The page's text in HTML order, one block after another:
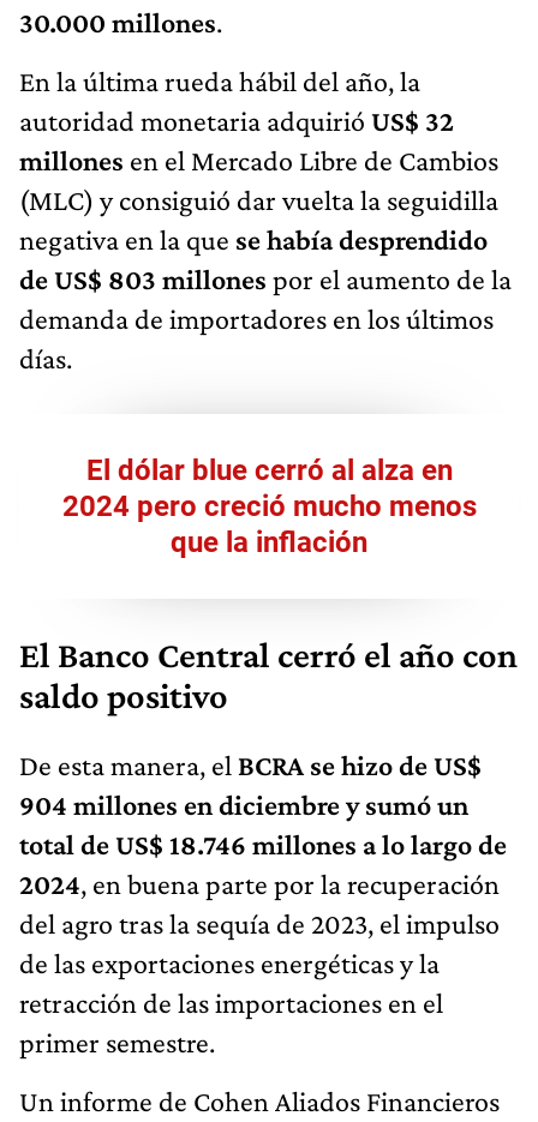
30.000 millones.
En la última rueda hábil del año, la
autoridad monetaria adquirió US$ 32
millones en el Mercado Libre de Cambios
(MLC) y consiguió dar vuelta la seguidilla
negativa en la que se había desprendido
de US$ 803 millones por el aumento de la
demanda de importadores en los últimos
días.
El dólar blue cerró al alza en
2024 pero creció mucho menos
que la inflación
El Banco Central cerró el año con
saldo positivo
De esta manera, el BCRA se hizo de US$
904 millones en diciembre y sumó un
total de US$ 18.746 millones a lo largo de
2024, en buena parte por la recuperación
del agro tras la sequía de 2023, el impulso
de las exportaciones energéticas y la
retracción de las importaciones en el
primer semestre.
Un informe de Cohen Aliados Financieros